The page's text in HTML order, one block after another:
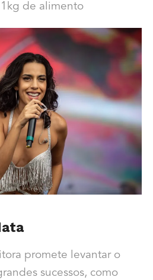
de alimento
promete levantar o
sucessos, como